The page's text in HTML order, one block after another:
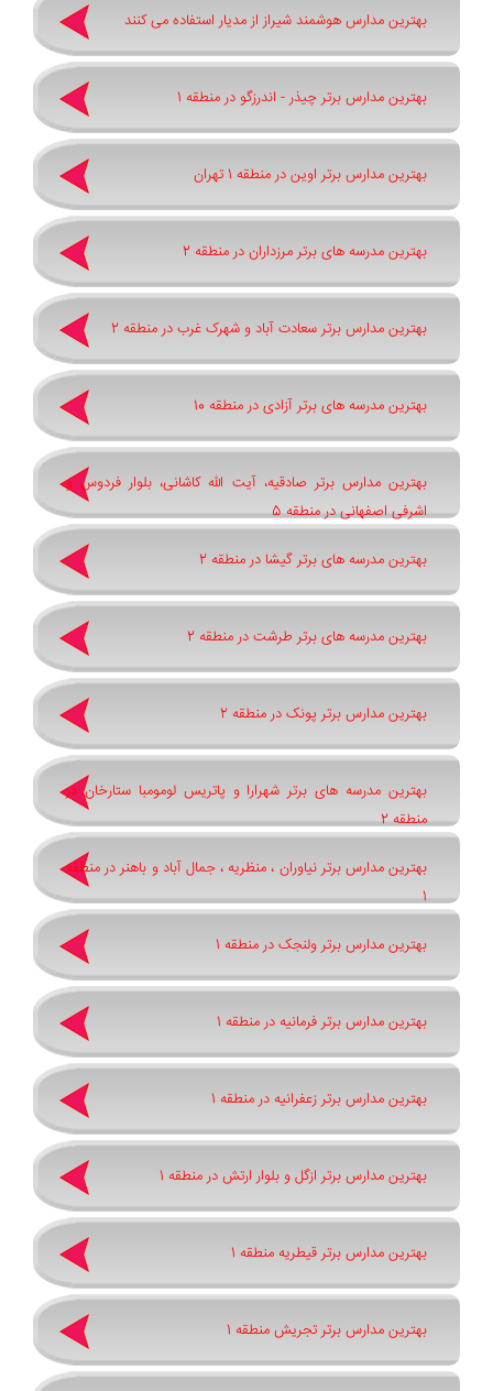
بهترین مدارس هوشمند شیراز از مدیار استفاده می کنند
بهترین مدارس برتر چیذر - اندرزگو در منطقه 1
بهترین مدارس برتر اوین در منطقه 1 تهران
بهترین مدرسه های برتر مرزداران در منطقه 2
بهترین مدارس برتر سعادت آباد و شهرک غرب در منطقه 2
بهترین مدرسه های برتر آزادی در منطقه 10
بهترین مدارس برتر صادقیه، آیت الله کاشانی، بلوار فردوس و
اشرفی اصفهانی در منطقه 5
بهترین مدرسه های برتر گیشا در منطقه 2
بهترین مدرسه های برتر طرشت در منطقه 2
بهترین مدارس برتر پونک در منطقه 2
بهترین مدرسه های برتر شهرارا و پاتريس لومومبا ستارخان در
منطقه 2
بهترین مدارس برتر نیاوران ، منظریه ، جمال آباد و باهنر در منطقه
1
بهترین مدارس برتر ولنجک در منطقه 1
بهترین مدارس برتر فرمانیه در منطقه 1
بهترین مدارس برتر زعفرانیه در منطقه 1
بهترین مدارس برتر ازگل و بلوار ارتش در منطقه 1
بهترین مدارس برتر قیطریه منطقه 1
بهترین مدارس برتر تجریش منطقه 1